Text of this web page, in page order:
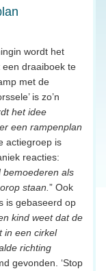
wordt het
draaiboek te
met de
is zo’n
het idee
een rampenplan
actiegroep is
reacties:
bemoederen als
staan. ” Ook
is gebaseerd op
kind weet dat de
in een cirkel
richting
gevonden. ‘Stop